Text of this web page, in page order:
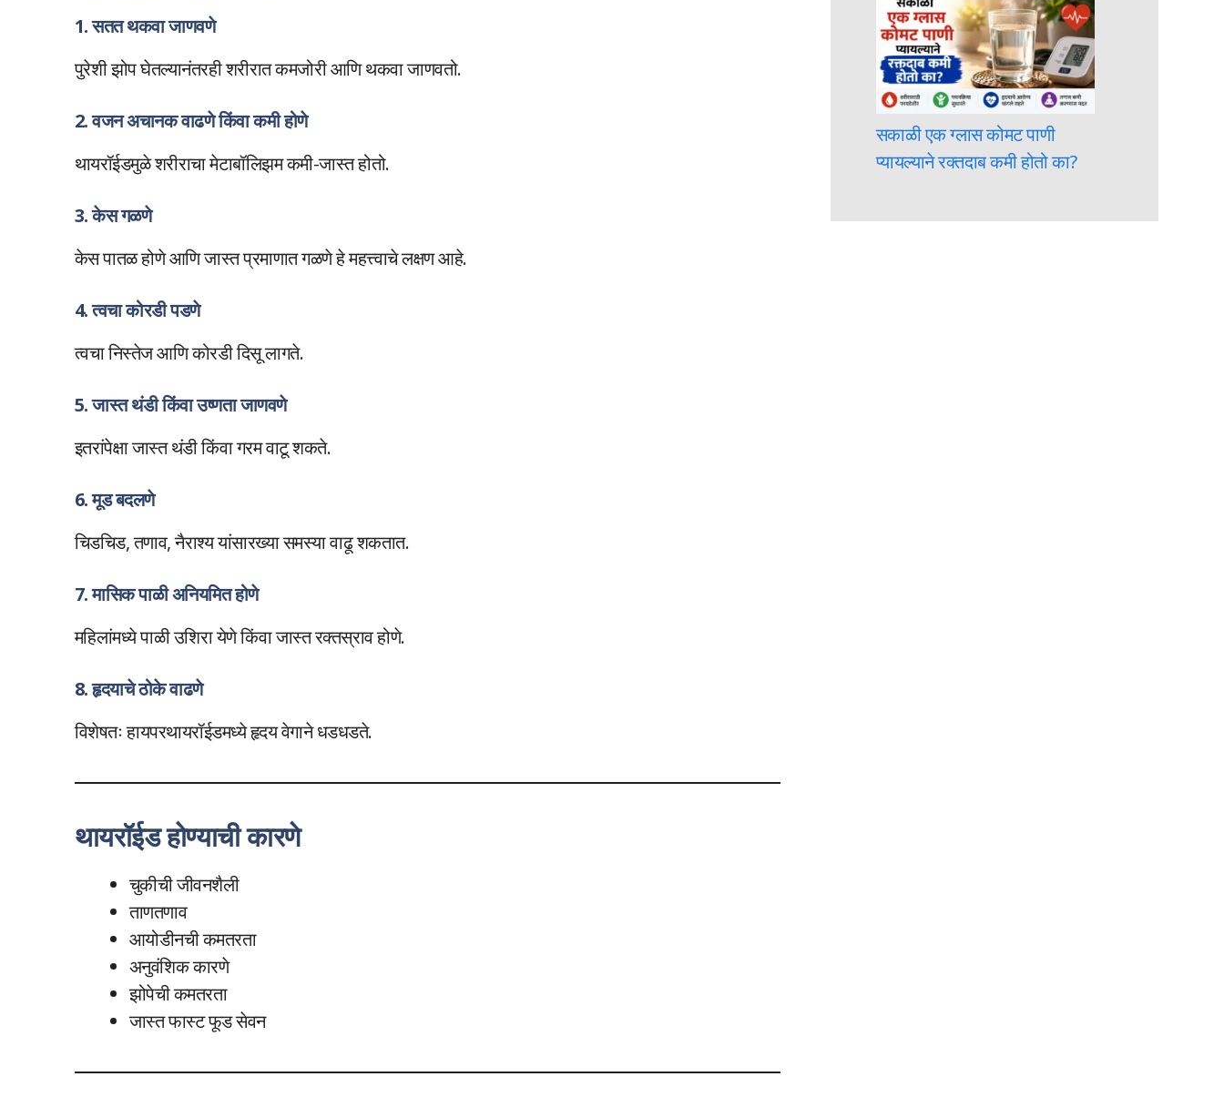
1. सतत थकवा जाणवणे
पुरेशी झोप घेतल्यानंतरही शरीरात कमजोरी आणि थकवा जाणवतो.
2. वजन अचानक वाढणे किंवा कमी होणे
थायरॉईडमुळे शरीराचा मेटाबॉलिझम कमी-जास्त होतो.
3. केस गळणे
केस पातळ होणे आणि जास्त प्रमाणात गळणे हे महत्त्वाचे लक्षण आहे.
4. त्वचा कोरडी पडणे
त्वचा निस्तेज आणि कोरडी दिसू लागते.
5. जास्त थंडी किंवा उष्णता जाणवणे
इतरांपेक्षा जास्त थंडी किंवा गरम वाटू शकते.
6. मूड बदलणे
चिडचिड, तणाव, नैराश्य यांसारख्या समस्या वाढू शकतात.
7. मासिक पाळी अनियमित होणे
महिलांमध्ये पाळी उशिरा येणे किंवा जास्त रक्तस्राव होणे.
8. हृदयाचे ठोके वाढणे
विशेषतः हायपरथायरॉईडमध्ये हृदय वेगाने धडधडते.
थायरॉईड होण्याची कारणे
चुकीची जीवनशैली
ताणतणाव
आयोडीनची कमतरता
अनुवंशिक कारणे
झोपेची कमतरता
जास्त फास्ट फूड सेवन
सकाळी एक ग्लास कोमट पाणी
प्यायल्याने रक्तदाब कमी होतो का?